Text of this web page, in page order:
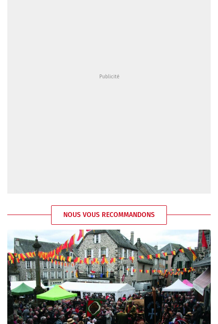
NOUS VOUS RECOMMANDONS